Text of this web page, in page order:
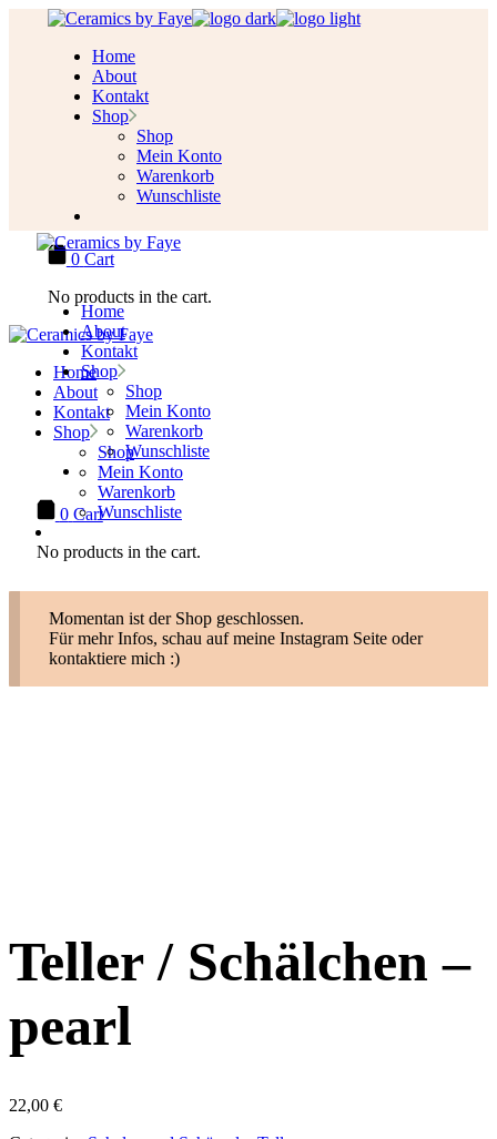
Home
About
Kontakt
Shop
Shop
Mein Konto
Warenkorb
Wunschliste
0 Cart
No products in the cart.
Home
About
Kontakt
Shop
Shop
Mein Konto
Warenkorb
Wunschliste
Home
About
Kontakt
Shop
Shop
Mein Konto
Warenkorb
Wunschliste
0 Cart
No products in the cart.
Momentan ist der Shop geschlossen.
Für mehr Infos, schau auf meine Instagram Seite oder
kontaktiere mich :)
Teller / Schälchen –
pearl
22,00 €